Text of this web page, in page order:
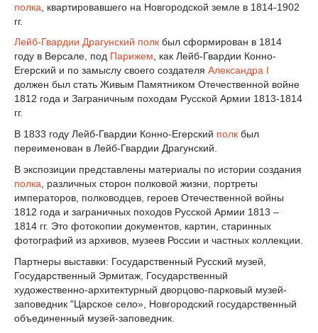
полка , квартировавшего на Новгородской земле в 1814-1902
гг.
Лейб-Гвардии Драгунский полк был сформирован в 1814
году в Версале, под Парижем, как Лейб-Гвардии Конно-
Егерский и по замыслу своего создателя Александра I
должен был стать Живым Памятником Отечественной войне
1812 года и Заграничным походам Русской Армии 1813-1814
гг.
В 1833 году Лейб-Гвардии Конно-Егерский полк был
переименован в Лейб-Гвардии Драгунский.
В экспозиции представлены материалы по истории создания
полка , различных сторон полковой жизни, портреты
императоров, полководцев, героев Отечественной войны
1812 года и заграничных походов Русской Армии 1813 –
1814 гг. Это фотокопии документов, картин, старинных
фотографий из архивов, музеев России и частных коллекции.
Партнеры выставки: Государственный Русский музей,
Государственный Эрмитаж, Государственный
художественно-архитектурный дворцово-парковый музей-
заповедник "Царское село», Новгородский государственный
объединенный музей-заповедник.